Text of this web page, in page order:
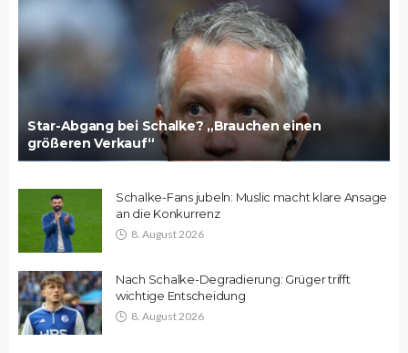
Star-Abgang bei Schalke? „Brauchen einen
größeren Verkauf“
Schalke-Fans jubeln: Muslic macht klare Ansage
an die Konkurrenz
8. August 2026
Nach Schalke-Degradierung: Grüger trifft
wichtige Entscheidung
8. August 2026